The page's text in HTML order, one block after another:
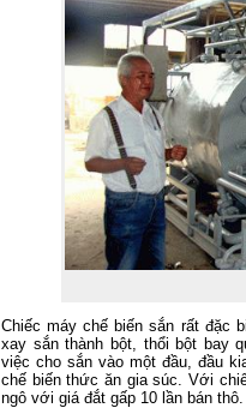
Chiếc máy chế biến sắn rất đặc
xay sắn thành bột, thổi bột bay
việc cho sắn vào một đầu, đầu
chế biến thức ăn gia súc. Với
ngô với giá đắt gấp 10 lần bán thô.